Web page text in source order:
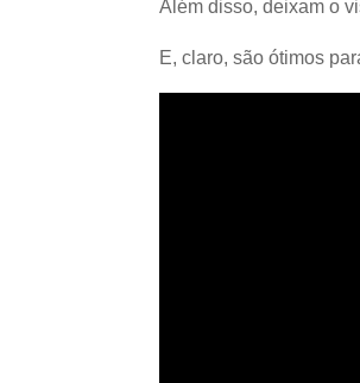
Além disso, deixam o
E, claro, são ótimos